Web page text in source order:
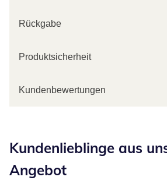
Rückgabe
Produktsicherheit
Kundenbewertungen
Kundenlieblinge aus
Angebot